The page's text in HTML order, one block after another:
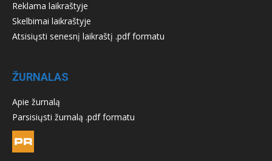
Reklama laikraštyje
Skelbimai laikraštyje
Atsisiųsti senesnį laikraštį .pdf formatu
ŽURNALAS
Apie žurnalą
Parsisiųsti žurnalą .pdf formatu